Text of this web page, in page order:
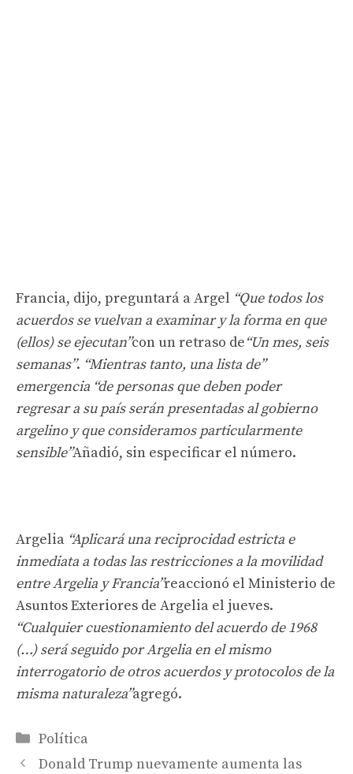
Francia, dijo, preguntará a Argel “Que todos los
acuerdos se vuelvan a examinar y la forma en que
(ellos) se ejecutan”con un retraso de“Un mes, seis
semanas”. “Mientras tanto, una lista de”
emergencia “de personas que deben poder
regresar a su país serán presentadas al gobierno
argelino y que consideramos particularmente
sensible”Añadió, sin especificar el número.
Argelia “Aplicará una reciprocidad estricta e
inmediata a todas las restricciones a la movilidad
entre Argelia y Francia”reaccionó el Ministerio de
Asuntos Exteriores de Argelia el jueves.
“Cualquier cuestionamiento del acuerdo de 1968
(…) será seguido por Argelia en el mismo
interrogatorio de otros acuerdos y protocolos de la
misma naturaleza”agregó.
Categorías
Política
Donald Trump nuevamente aumenta las